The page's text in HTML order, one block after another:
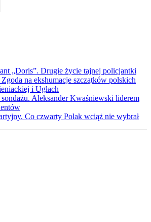
„Doris”. Drugie życie tajnej policjantki
na ekshumacje szczątków polskich
i Ugłach
Aleksander Kwaśniewski liderem
Co czwarty Polak wciąż nie wybrał